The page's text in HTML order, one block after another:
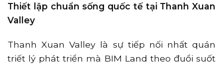
Thiết lập chuẩn sống quốc tế tại Thanh Xuan
Valley
Thanh Xuan Valley là sự tiếp nối nhất quán
triết lý phát triển mà BIM Land theo đuổi suốt